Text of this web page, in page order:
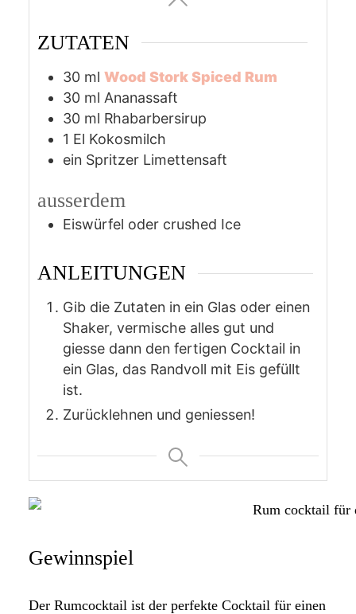
ZUTATEN
30 ml Wood Stork Spiced Rum
30 ml Ananassaft
30 ml Rhabarbersirup
1 El Kokosmilch
ein Spritzer Limettensaft
ausserdem
Eiswürfel oder crushed Ice
ANLEITUNGEN
Gib die Zutaten in ein Glas oder einen
Shaker, vermische alles gut und
giesse dann den fertigen Cocktail in
ein Glas, das Randvoll mit Eis gefüllt
ist.
Zurücklehnen und geniessen!
Gewinnspiel
Der Rumcocktail ist der perfekte Cocktail für einen